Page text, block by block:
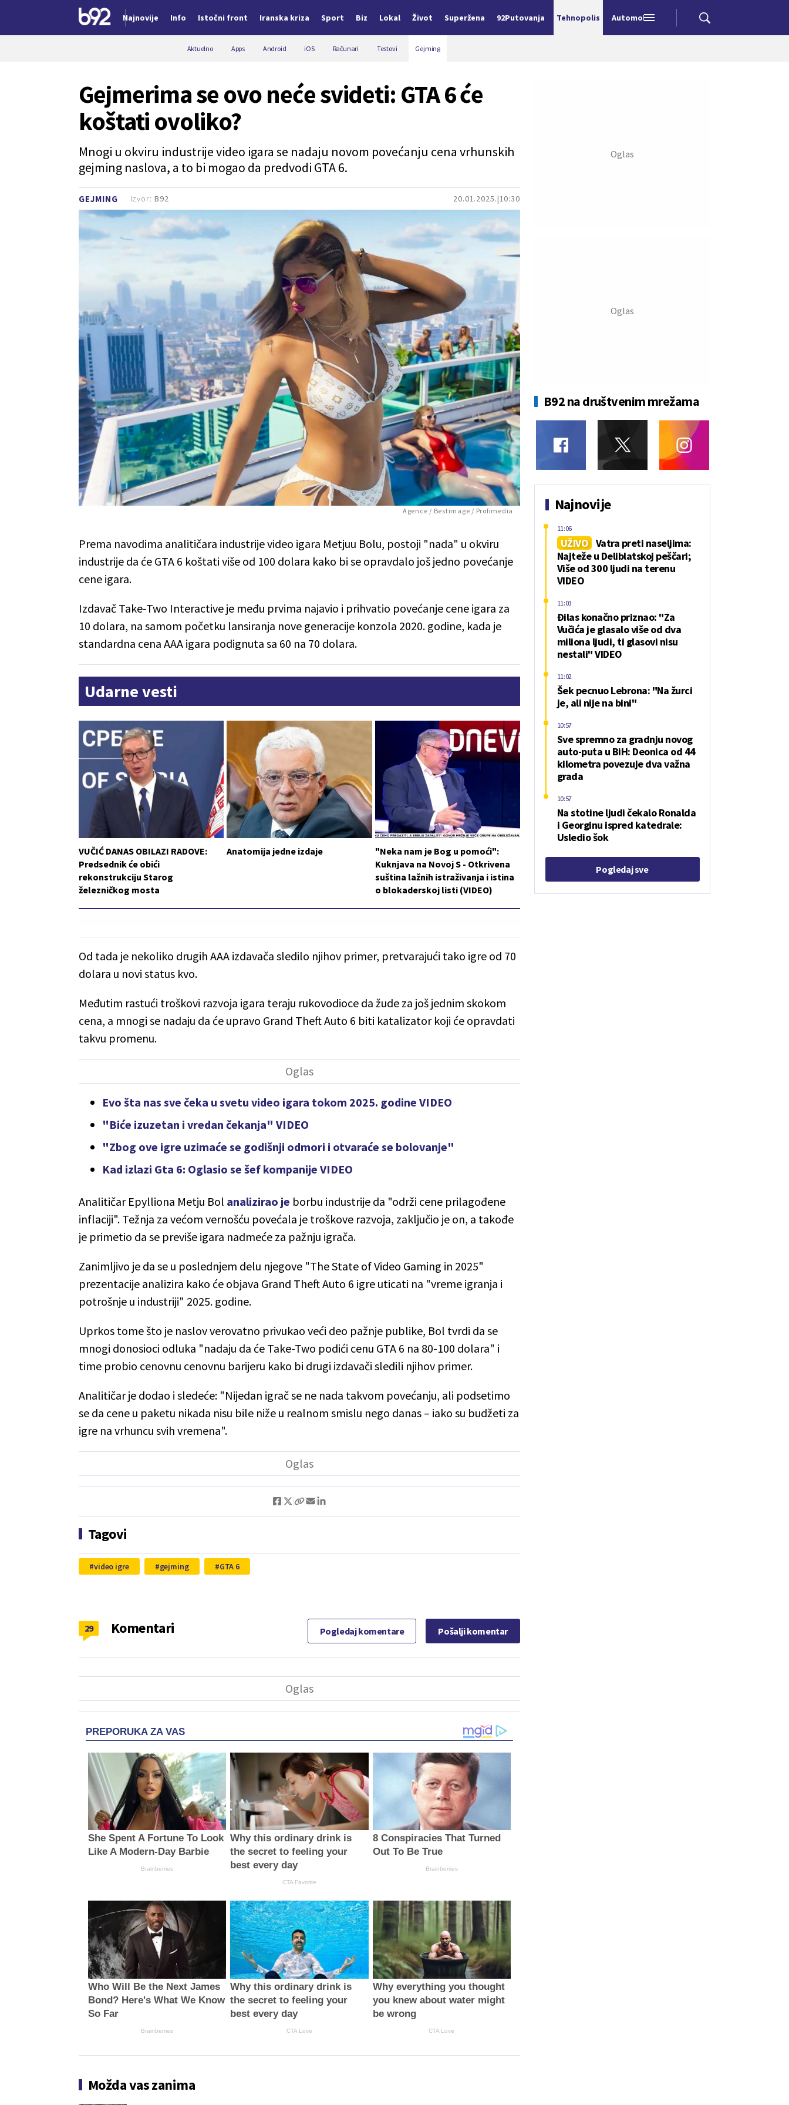
Najnovije Info Istočni front Iranska kriza Sport Biz Lokal Život Superžena 92Putovanja Tehnopolis Automobili
Aktuelno Apps Android iOS Računari Testovi Gejming
GEJMING 20.01.2025. 10:30
Gejmerima se ovo neće svideti: GTA 6 će
koštati ovoliko?
Mnogi u okviru industrije video igara se nadaju novom povećanju cena vrhunskih
gejming naslova, a to bi mogao da predvodi GTA 6.
Izvor: B92
Agence / Bestimage / Profimedia
Prema navodima analitičara industrije video igara Metjuu Bolu, postoji "nada" u okviru
industrije da će GTA 6 koštati više od 100 dolara kako bi se opravdalo još jedno povećanje
cene igara.
Izdavač Take-Two Interactive je među prvima najavio i prihvatio povećanje cene igara za
10 dolara, na samom početku lansiranja nove generacije konzola 2020. godine, kada je
standardna cena AAA igara podignuta sa 60 na 70 dolara.
Udarne vesti
VUČIĆ DANAS OBILAZI RADOVE:
Predsednik će obići
rekonstrukciju Starog
železničkog mosta
Anatomija jedne izdaje
"Neka nam je Bog u pomoći":
Kuknjava na Novoj S - Otkrivena
suština lažnih istraživanja i istina
o blokaderskoj listi (VIDEO)
Od tada je nekoliko drugih AAA izdavača sledilo njihov primer, pretvarajući tako igre od 70
dolara u novi status kvo.
Međutim rastući troškovi razvoja igara teraju rukovodioce da žude za još jednim skokom
cena, a mnogi se nadaju da će upravo Grand Theft Auto 6 biti katalizator koji će opravdati
takvu promenu.
Evo šta nas sve čeka u svetu video igara tokom 2025. godine VIDEO
"Biće izuzetan i vredan čekanja" VIDEO
"Zbog ove igre uzimaće se godišnji odmori i otvaraće se bolovanje"
Kad izlazi Gta 6: Oglasio se šef kompanije VIDEO
Analitičar Epylliona Metju Bol analizirao je borbu industrije da "održi cene prilagođene
inflaciji". Težnja za većom vernošću povećala je troškove razvoja, zaključio je on, a takođe
je primetio da se previše igara nadmeće za pažnju igrača.
Zanimljivo je da se u poslednjem delu njegove "The State of Video Gaming in 2025"
prezentacije analizira kako će objava Grand Theft Auto 6 igre uticati na "vreme igranja i
potrošnje u industriji" 2025. godine.
Uprkos tome što je naslov verovatno privukao veći deo pažnje publike, Bol tvrdi da se
mnogi donosioci odluka "nadaju da će Take-Two podići cenu GTA 6 na 80-100 dolara" i
time probio cenovnu cenovnu barijeru kako bi drugi izdavači sledili njihov primer.
Analitičar je dodao i sledeće: "Nijedan igrač se ne nada takvom povećanju, ali podsetimo
se da cene u paketu nikada nisu bile niže u realnom smislu nego danas – iako su budžeti za
igre na vrhuncu svih vremena".
Tagovi
video igre gejming GTA 6
Komentari
29 Pogledaj komentare Pošalji komentar
PREPORUKA ZA VAS
She Spent A Fortune To Look
Like A Modern-Day Barbie
Brainberries
Why this ordinary drink is
the secret to feeling your
best every day
CTA Favorite
8 Conspiracies That Turned
Out To Be True
Brainberries
Who Will Be the Next James
Bond? Here's What We Know
So Far
Brainberries
Why this ordinary drink is
the secret to feeling your
best every day
CTA Love
Why everything you thought
you knew about water might
be wrong
CTA Love
Možda vas zanima
B92 na društvenim mrežama
Najnovije
UŽIVO Vatra preti naseljima:
Najteže u Deliblatskoj peščari;
Više od 300 ljudi na terenu
VIDEO
11:06
Đilas konačno priznao: "Za
Vučića je glasalo više od dva
miliona ljudi, ti glasovi nisu
nestali" VIDEO
11:03
Šek pecnuo Lebrona: "Na žurci
je, ali nije na bini"
11:02
Sve spremno za gradnju novog
auto-puta u BiH: Deonica od 44
kilometra povezuje dva važna
grada
10:57
Na stotine ljudi čekalo Ronalda
i Georginu ispred katedrale:
Usledio šok
10:57
Pogledaj sve